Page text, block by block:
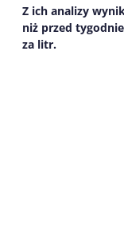
Z ich analizy
niż przed
za litr.